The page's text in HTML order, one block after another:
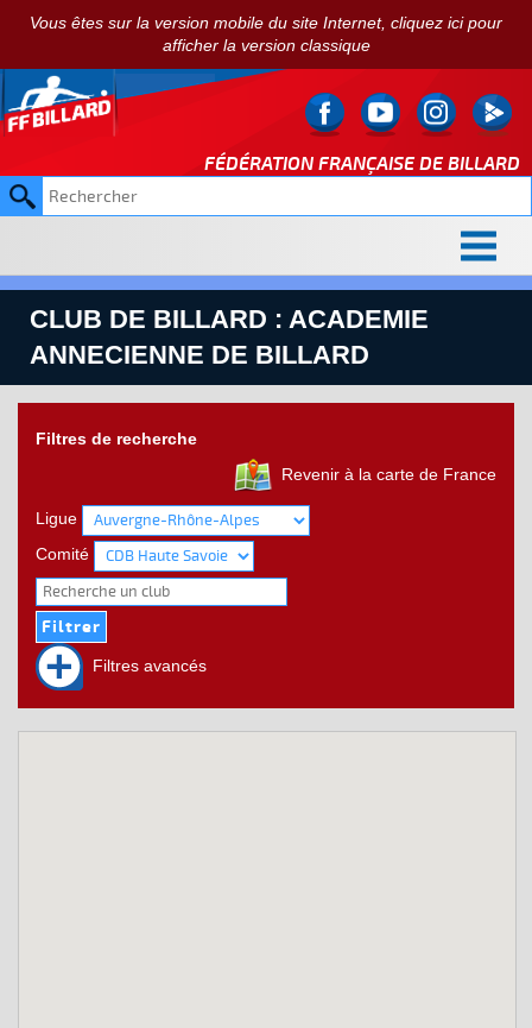
Vous êtes sur la version mobile du site Internet, cliquez ici pour
afficher la version classique
FÉDÉRATION FRANÇAISE DE BILLARD
CLUB DE BILLARD : ACADEMIE
ANNECIENNE DE BILLARD
Filtres de recherche
Revenir à la carte de France
Ligue
Comité
Filtres avancés